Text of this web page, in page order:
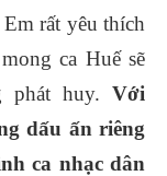
rất yêu thích
ca Huế sẽ
phát huy. Với
dấu ấn riêng
ca nhạc dân